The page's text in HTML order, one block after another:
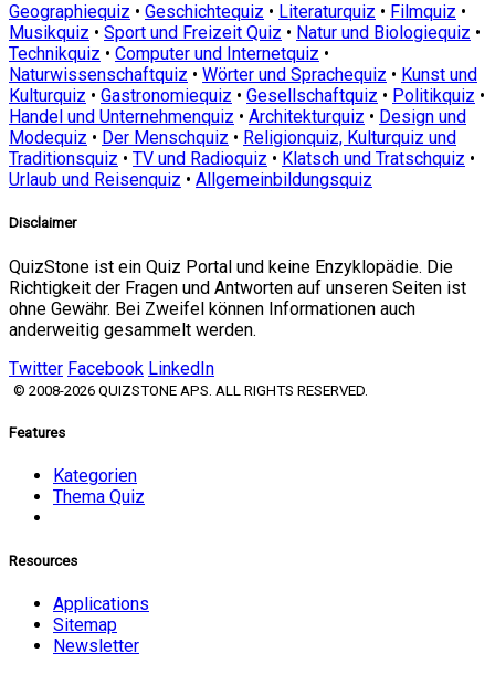
Geographiequiz • Geschichtequiz • Literaturquiz • Filmquiz •
Musikquiz • Sport und Freizeit Quiz • Natur und Biologiequiz •
Technikquiz • Computer und Internetquiz •
Naturwissenschaftquiz • Wörter und Sprachequiz • Kunst und
Kulturquiz • Gastronomiequiz • Gesellschaftquiz • Politikquiz •
Handel und Unternehmenquiz • Architekturquiz • Design und
Modequiz • Der Menschquiz • Religionquiz, Kulturquiz und
Traditionsquiz • TV und Radioquiz • Klatsch und Tratschquiz •
Urlaub und Reisenquiz • Allgemeinbildungsquiz
Disclaimer
QuizStone ist ein Quiz Portal und keine Enzyklopädie. Die
Richtigkeit der Fragen und Antworten auf unseren Seiten ist
ohne Gewähr. Bei Zweifel können Informationen auch
anderweitig gesammelt werden.
Twitter Facebook LinkedIn
© 2008-2026 QUIZSTONE APS. ALL RIGHTS RESERVED.
Features
Kategorien
Thema Quiz
Resources
Applications
Sitemap
Newsletter